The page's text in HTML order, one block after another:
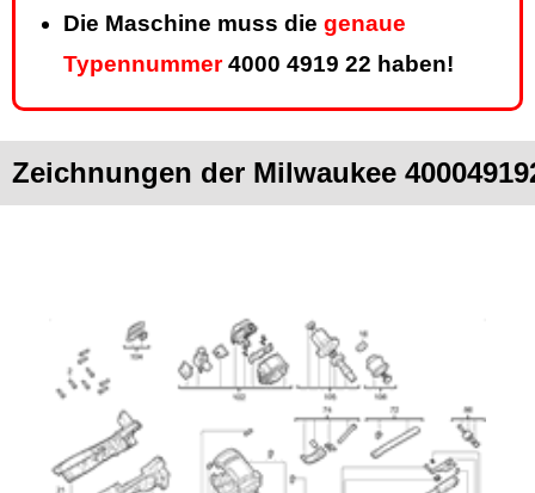
Die Maschine muss die genaue
Typennummer4000 4919 22 haben!
Zeichnungen der Milwaukee